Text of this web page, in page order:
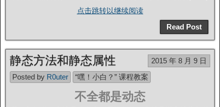
点击跳转以继续阅读
Read Post
静态方法和静态属性
2015 年 8 月 9 日
Posted by R0uter “嘿！小白？” 课程教案
不全都是动态